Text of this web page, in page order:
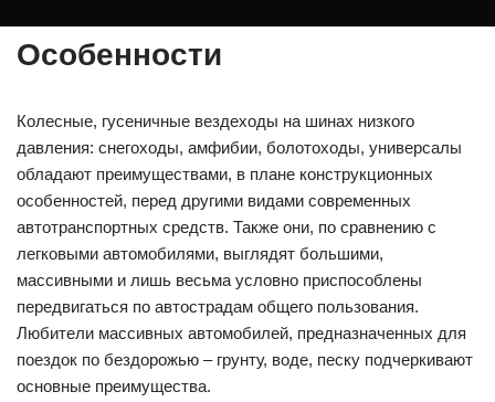
Особенности
Колесные, гусеничные вездеходы на шинах низкого
давления: снегоходы, амфибии, болотоходы, универсалы
обладают преимуществами, в плане конструкционных
особенностей, перед другими видами современных
автотранспортных средств. Также они, по сравнению с
легковыми автомобилями, выглядят большими,
массивными и лишь весьма условно приспособлены
передвигаться по автострадам общего пользования.
Любители массивных автомобилей, предназначенных для
поездок по бездорожью – грунту, воде, песку подчеркивают
основные преимущества.